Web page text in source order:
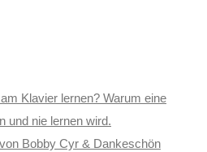
Klavier lernen? Warum eine
und nie lernen wird.
Bobby Cyr & Dankeschön